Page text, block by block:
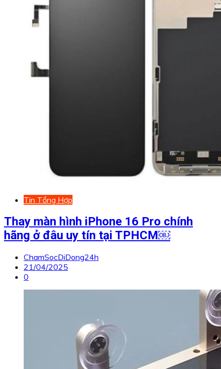
Tin Tổng Hợp
Thay màn hình iPhone 16 Pro chính
hãng ở đâu uy tín tại TPHCM￼
ChamSocDiDong24h
21/04/2025
0